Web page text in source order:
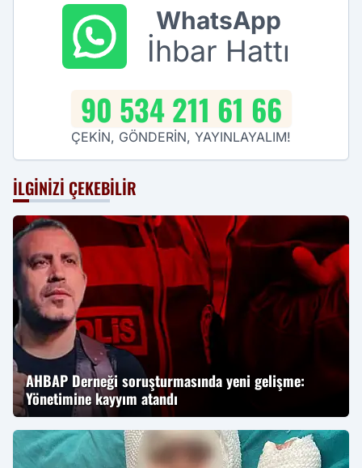
WhatsApp
İhbar Hattı
90 534 211 61 66
ÇEKİN, GÖNDERİN, YAYINLAYALIM!
İLGINIZI ÇEKEBILIR
AHBAP Derneği soruşturmasında yeni gelişme:
Yönetimine kayyım atandı